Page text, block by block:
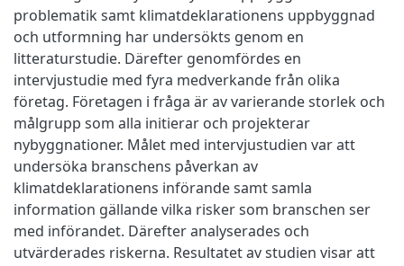
problematik samt klimatdeklarationens uppbyggnad
och utformning har undersökts genom en
litteraturstudie. Därefter genomfördes en
intervjustudie med fyra medverkande från olika
företag. Företagen i fråga är av varierande storlek och
målgrupp som alla initierar och projekterar
nybyggnationer. Målet med intervjustudien var att
undersöka branschens påverkan av
klimatdeklarationens införande samt samla
information gällande vilka risker som branschen ser
med införandet. Därefter analyserades och
utvärderades riskerna. Resultatet av studien visar att